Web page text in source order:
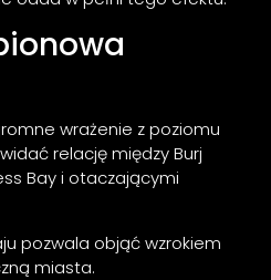
wrażenie z poziomu
relację między Burj
Bay i otaczającymi
pozwala objąć wzrokiem
miasta.